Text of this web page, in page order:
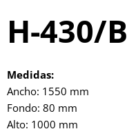
H-430/B
Medidas:
Ancho: 1550 mm
Fondo: 80 mm
Alto: 1000 mm